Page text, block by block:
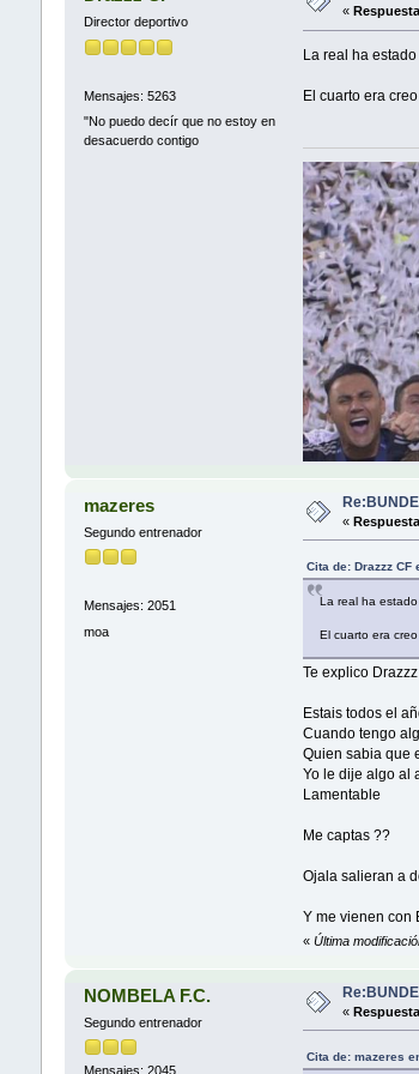
Director deportivo
Mensajes: 5263
"No puedo decír que no estoy en
desacuerdo contigo
«
La real ha
El cuarto era
mazeres
Segundo entrenador
Mensajes: 2051
moa
«
Cita de: Drazzz
La real ha
El cuarto era
Te explico Drazzz
Estais todos el
Cuando tengo
Quien sabia que
Yo le dije algo al
Lamentable
Me captas ??
Ojala salieran a
Y me vienen con
«Última
NOMBELA F.C.
Segundo entrenador
Mensajes: 2045
«
Cita de: mazeres